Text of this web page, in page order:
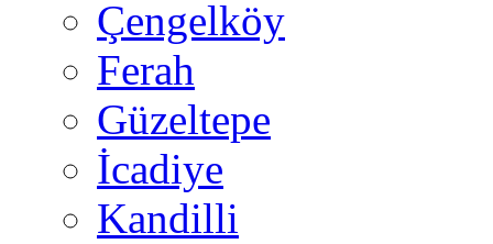
Çengelköy
Ferah
Güzeltepe
İcadiye
Kandilli